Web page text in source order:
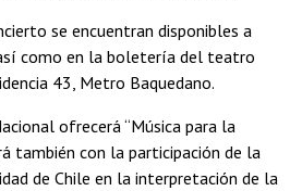
se encuentran disponibles a
como en la boletería del teatro
43, Metro Baquedano.
ofrecerá “Música para la
también con la participación de la
de Chile en la interpretación de la